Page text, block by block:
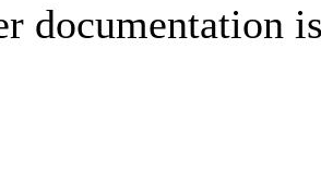
documentation